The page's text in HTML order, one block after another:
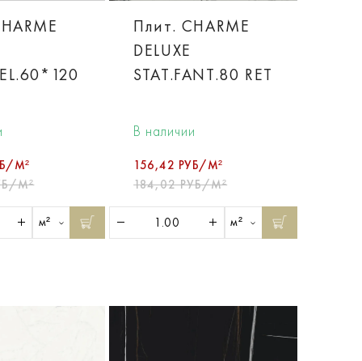
М²
М²
м²
Плит. CHARME
DELUXE
STAT.FANT.80 RET
В наличии
156,42 РУБ/М²
184,02 РУБ/М²
м²